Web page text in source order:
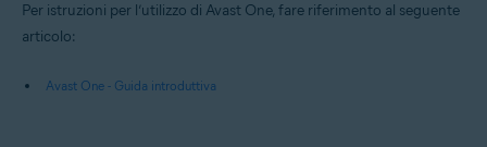
Per istruzioni per l’utilizzo di Avast One, fare riferimento al seguente
articolo:
Avast One - Guida introduttiva